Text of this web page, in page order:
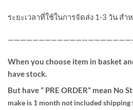
ระยะเวลาที่ใช้ในการจัดส่ง 1-3 วัน ส
When you choose item in basket
have stock.
But have ” PRE ORDER” mean No
make is 1 month not included shipping